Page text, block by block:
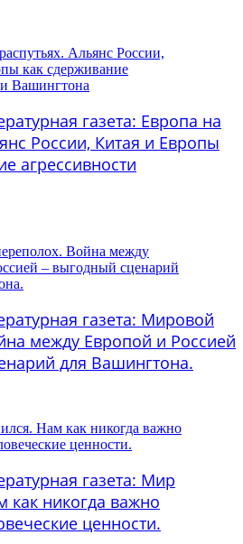
газета: Европа на
России, Китая и Европы
агрессивности
газета: Мировой
между Европой и Россией
для Вашингтона.
газета: Мир
как никогда важно
ценности.